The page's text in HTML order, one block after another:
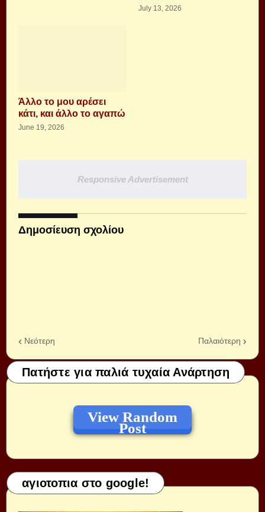
July 13, 2026
Άλλο το μου αρέσει
κάτι, και άλλο το αγαπώ
June 19, 2026
Responsive Advertisement
Δημοσίευση σχολίου
Νεότερη Παλαιότερη
Πατήστε για παλιά τυχαία Ανάρτηση
View Random
Post
αγιοτοπια στο google!